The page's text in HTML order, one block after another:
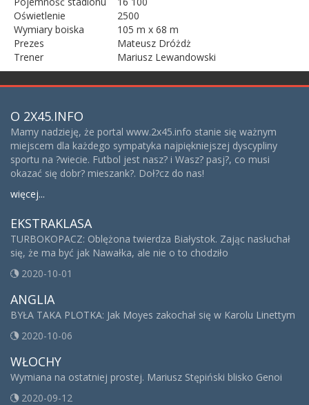
Oświetlenie
2500
Wymiary boiska
105 m x 68 m
Prezes
Mateusz Dróżdż
Trener
Mariusz Lewandowski
O 2X45.INFO
Mamy nadzieję, że portal www.2x45.info stanie się ważnym
miejscem dla każdego sympatyka najpiękniejszej dyscypliny
sportu na ?wiecie. Futbol jest nasz? i Wasz? pasj?, co musi
okazać się dobr? mieszank?. Doł?cz do nas!
więcej...
EKSTRAKLASA
TURBOKOPACZ: Oblężona twierdza Białystok. Zając nasłuchał
się, że ma być jak Nawałka, ale nie o to chodziło
2020-10-01
ANGLIA
BYŁA TAKA PLOTKA: Jak Moyes zakochał się w Karolu Linettym
2020-10-06
WŁOCHY
Wymiana na ostatniej prostej. Mariusz Stępiński blisko Genoi
2020-09-12